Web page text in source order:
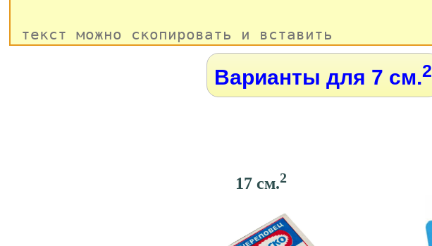
Варианты для 7 см.2
17 см.2